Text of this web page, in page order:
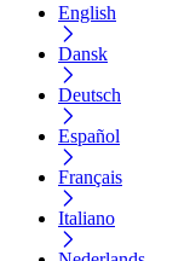
English
Dansk
Deutsch
Español
Français
Italiano